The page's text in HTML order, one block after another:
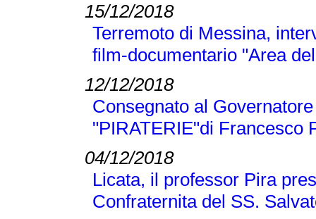
15/12/2018
Terremoto di Messina,
film-documentario "Area
12/12/2018
Consegnato al
"PIRATERIE"di Francesco
04/12/2018
Licata, il professor Pira
Confraternita del SS.